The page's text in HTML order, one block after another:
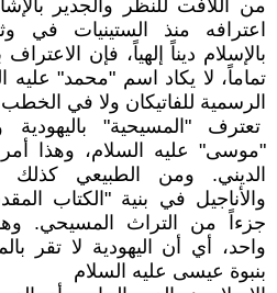
من اللافت للنظر والجدير
اعترافه منذ الستينيات في
بالإسلام ديناً إلهياً، فإن
تماماً، لا يكاد اسم "محمد" عليه
الرسمية للفاتيكان ولا في الخطب
تعترف "المسيحية" باليهودية
"موسى" عليه السلام، وهذا
الديني. ومن الطبيعي كذلك
والأناجيل في بنية "الكتاب
جزءاً من التراث المسيحي.
واحد، أي أن اليهودية لا تقر
بنبوة عيسى عليه السلام